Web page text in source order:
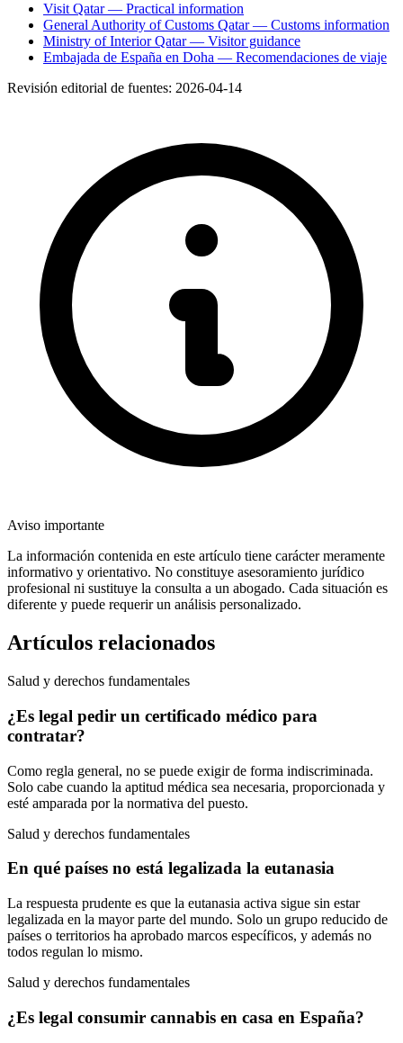
Visit Qatar — Practical information
General Authority of Customs Qatar — Customs information
Ministry of Interior Qatar — Visitor guidance
Embajada de España en Doha — Recomendaciones de viaje
Revisión editorial de fuentes: 2026-04-14
Aviso importante
La información contenida en este artículo tiene carácter meramente
informativo y orientativo. No constituye asesoramiento jurídico
profesional ni sustituye la consulta a un abogado. Cada situación es
diferente y puede requerir un análisis personalizado.
Artículos relacionados
Salud y derechos fundamentales
¿Es legal pedir un certificado médico para
contratar?
Como regla general, no se puede exigir de forma indiscriminada.
Solo cabe cuando la aptitud médica sea necesaria, proporcionada y
esté amparada por la normativa del puesto.
Salud y derechos fundamentales
En qué países no está legalizada la eutanasia
La respuesta prudente es que la eutanasia activa sigue sin estar
legalizada en la mayor parte del mundo. Solo un grupo reducido de
países o territorios ha aprobado marcos específicos, y además no
todos regulan lo mismo.
Salud y derechos fundamentales
¿Es legal consumir cannabis en casa en España?